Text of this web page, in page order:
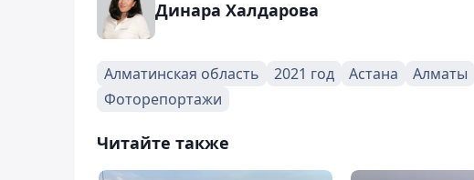
Динара Халдарова
Алматинская область 2021 год Астана Алматы
Фоторепортажи
Читайте также